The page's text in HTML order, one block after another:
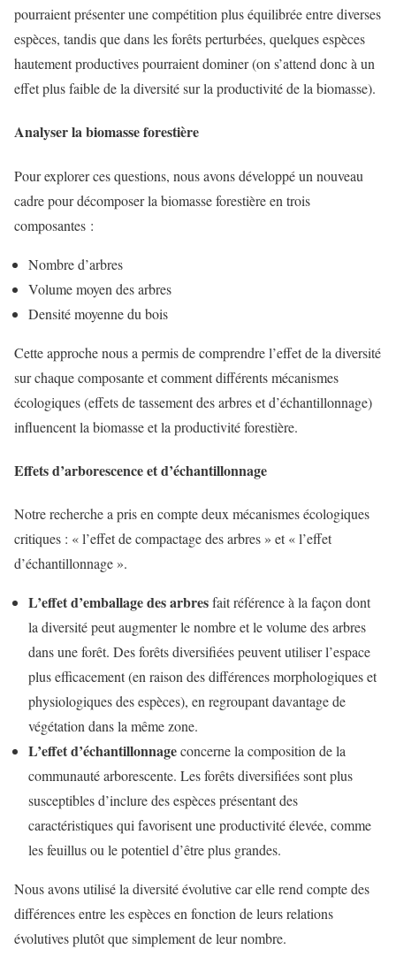
pourraient présenter une compétition plus équilibrée entre diverses
espèces, tandis que dans les forêts perturbées, quelques espèces
hautement productives pourraient dominer (on s’attend donc à un
effet plus faible de la diversité sur la productivité de la biomasse).
Analyser la biomasse forestière
Pour explorer ces questions, nous avons développé un nouveau
cadre pour décomposer la biomasse forestière en trois
composantes :
Nombre d’arbres
Volume moyen des arbres
Densité moyenne du bois
Cette approche nous a permis de comprendre l’effet de la diversité
sur chaque composante et comment différents mécanismes
écologiques (effets de tassement des arbres et d’échantillonnage)
influencent la biomasse et la productivité forestière.
Effets d’arborescence et d’échantillonnage
Notre recherche a pris en compte deux mécanismes écologiques
critiques : « l’effet de compactage des arbres » et « l’effet
d’échantillonnage ».
L’effet d’emballage des arbresfait référence à la façon dont
la diversité peut augmenter le nombre et le volume des arbres
dans une forêt. Des forêts diversifiées peuvent utiliser l’espace
plus efficacement (en raison des différences morphologiques et
physiologiques des espèces), en regroupant davantage de
végétation dans la même zone.
L’effet d’échantillonnageconcerne la composition de la
communauté arborescente. Les forêts diversifiées sont plus
susceptibles d’inclure des espèces présentant des
caractéristiques qui favorisent une productivité élevée, comme
les feuillus ou le potentiel d’être plus grandes.
Nous avons utilisé la diversité évolutive car elle rend compte des
différences entre les espèces en fonction de leurs relations
évolutives plutôt que simplement de leur nombre.